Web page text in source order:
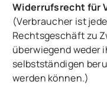
Widerrufsrecht für
(Verbraucher ist
Rechtsgeschäft zu
überwiegend weder
selbstständigen
werden können.)